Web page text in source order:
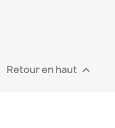
Retour en haut 